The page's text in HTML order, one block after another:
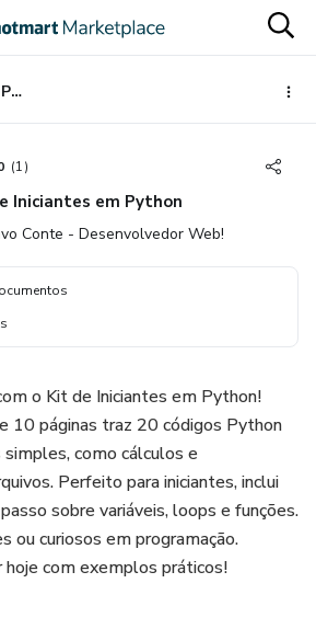
Kit de Iniciantes em Python
(1)
Iniciantes em Python
Conte - Desenvolvedor Web!
o Kit de Iniciantes em Python!
10 páginas traz 20 códigos Python
como cálculos e
Perfeito para iniciantes, inclui
sobre variáveis, loops e funções.
ou curiosos em programação.
hoje com exemplos práticos!